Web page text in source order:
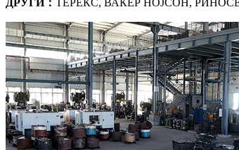
ДРУГИ： ТЕРЕКС, ВАКЕР НОЈСОН,